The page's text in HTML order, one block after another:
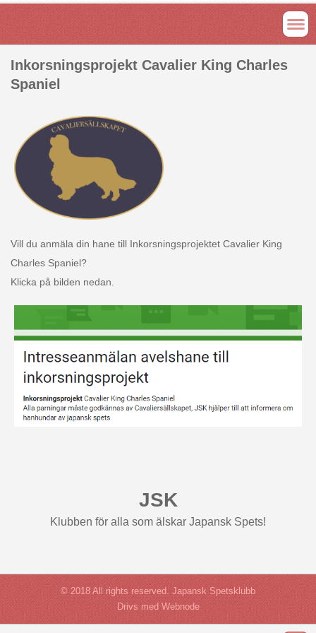
Inkorsningsprojekt Cavalier King Charles
Spaniel
Vill du anmäla din hane till Inkorsningsprojektet Cavalier King
Charles Spaniel?
Klicka på bilden nedan.
JSK
Klubben för alla som älskar Japansk Spets!
© 2018 All rights reserved. Japansk Spetsklubb
Drivs med Webnode